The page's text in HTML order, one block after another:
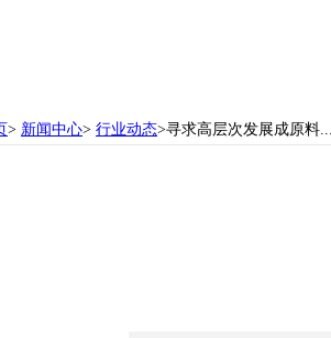
> 新闻中心> 行业动态>寻求高层次发展成原料